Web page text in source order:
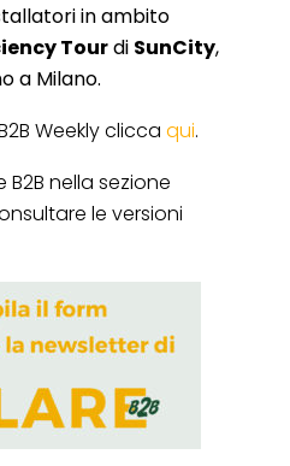
in ambito
Tourdi SunCity,
a Milano.
Weekly clicca qui.
B2B nella sezione
le versioni